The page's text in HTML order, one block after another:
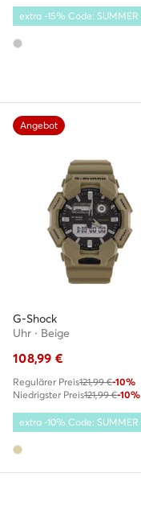
extra -15% Code: SUMMER
Angebot
G-Shock
Uhr · Beige
108,99 €
Regulärer Preis121,99 €-10%
Niedrigster Preis121,99 €-10%
extra -10% Code: SUMMER